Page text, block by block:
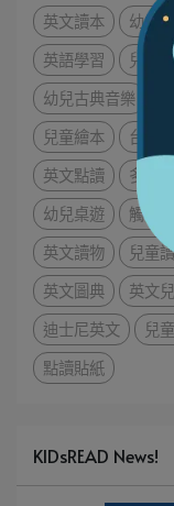
英文讀本 幼兒拼
英語學習
兒童小
幼兒古典音樂
兒童繪本
台語
英文點讀
多語學
幼兒桌遊
觸摸書
英文讀物
兒童讀
英文圖典
英文
迪士尼英文
兒
點讀貼紙
KIDsREAD News!